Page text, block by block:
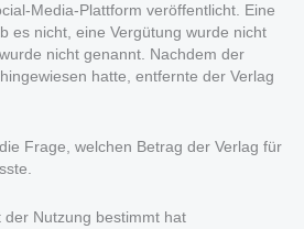
Media-Plattform veröffentlicht. Eine
es nicht, eine Vergütung wurde nicht
nicht genannt. Nachdem der
hatte, entfernte der Verlag
Frage, welchen Betrag der Verlag für
Nutzung bestimmt hat